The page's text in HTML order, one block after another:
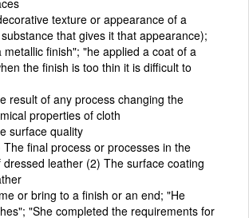
texture or appearance of a
that gives it that appearance);
finish"; "he applied a coat of a
the finish is too thin it is difficult to
result of any process changing the
properties of cloth
surface quality
The final process or processes in the
leather (2) The surface coating
or bring to a finish or an end; "He
"She completed the requirements for